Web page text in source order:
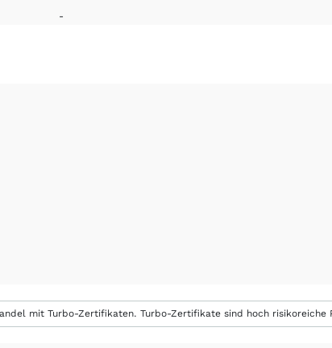
-
mit Turbo-Zertifikaten. Turbo-Zertifikate sind hoch